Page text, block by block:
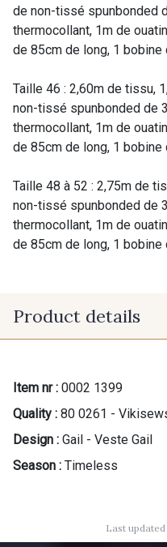
de non-tissé spunbonded
thermocollant, 1m de
de 85cm de long, 1 bobine
Taille 46 : 2,60m de tissu,
non-tissé spunbonded de
thermocollant, 1m de
de 85cm de long, 1 bobine
Taille 48 à 52 : 2,75m de
non-tissé spunbonded de
thermocollant, 1m de
de 85cm de long, 1 bobine
Product details
Item nr : 0002 1399
Quality : 80 0261 -
Design : Gail - Veste Gail
Season : Timeless
Last